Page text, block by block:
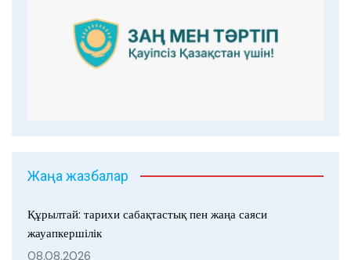
Жаңа жазбалар
Құрылтай: тарихи сабақтастық пен жаңа саяси
жауапкершілік
08.08.2026